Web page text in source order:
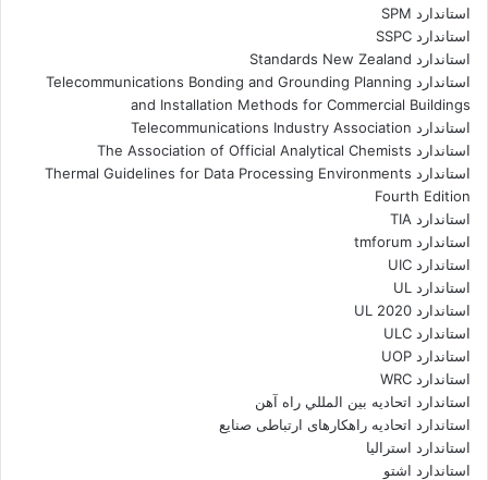
استاندارد SPM
استاندارد SSPC
استاندارد Standards New Zealand
استاندارد Telecommunications Bonding and Grounding Planning
and Installation Methods for Commercial Buildings
استاندارد Telecommunications Industry Association
استاندارد The Association of Official Analytical Chemists
استاندارد Thermal Guidelines for Data Processing Environments
Fourth Edition
استاندارد TIA
استاندارد tmforum
استاندارد UIC
استاندارد UL
استاندارد UL 2020
استاندارد ULC
استاندارد UOP
استاندارد WRC
استاندارد اتحاديه بين المللي راه آهن
استاندارد اتحادیه راهکارهای ارتباطی صنایع
استاندارد استرالیا
استاندارد اشتو